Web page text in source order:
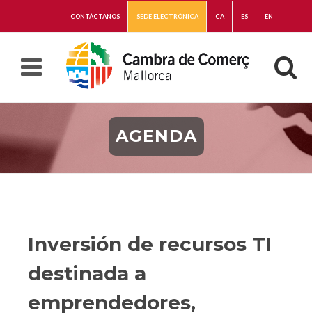
CONTÁCTANOS SEDE ELECTRÓNICA CA ES EN
AGENDA
Inversión de recursos TI
destinada a
emprendedores,